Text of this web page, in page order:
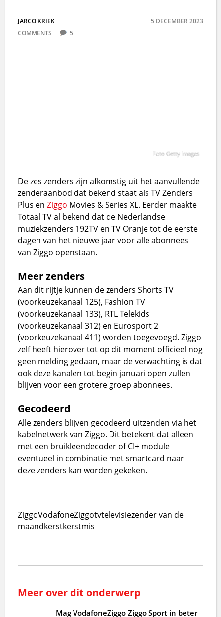
JARCO KRIEK
5 DECEMBER 2023
COMMENTS
5
Foto Getty Images
De zes zenders zijn afkomstig uit het aanvullende
zenderaanbod dat bekend staat als TV Zenders
Plus enZiggo Movies & Series XL. Eerder maakte
Totaal TV al bekend dat de Nederlandse
muziekzenders 192TV en TV Oranje tot de eerste
dagen van het nieuwe jaar voor alle abonnees
van Ziggo openstaan.
Meer zenders
Aan dit rijtje kunnen de zenders Shorts TV
(voorkeuzekanaal 125), Fashion TV
(voorkeuzekanaal 133), RTL Telekids
(voorkeuzekanaal 312) en Eurosport 2
(voorkeuzekanaal 411) worden toegevoegd. Ziggo
zelf heeft hierover tot op dit moment officieel nog
geen melding gedaan, maar de verwachting is dat
ook deze kanalen tot begin januari open zullen
blijven voor een grotere groep abonnees.
Gecodeerd
Alle zenders blijven gecodeerd uitzenden via het
kabelnetwerk van Ziggo. Dit betekent dat alleen
met een bruikleendecoder of CI+ module
eventueel in combinatie met smartcard naar
deze zenders kan worden gekeken.
ZiggoVodafoneZiggotvtelevisiezender van de
maandkerstkerstmis
Meer over dit onderwerp
Mag VodafoneZiggo Ziggo Sport in beter